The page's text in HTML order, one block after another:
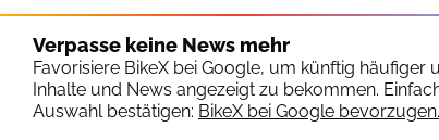
Verpasse keine News mehr
Favorisiere BikeX bei Google, um künftig häufiger
Inhalte und News angezeigt zu bekommen.
Auswahl bestätigen: BikeX bei Google bevorzugen.